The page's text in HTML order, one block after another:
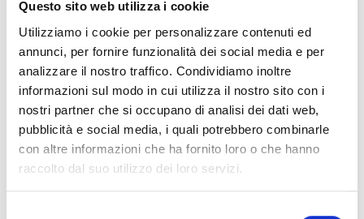
Questo sito web utilizza i cookie
Utilizziamo i cookie per personalizzare contenuti ed
annunci, per fornire funzionalità dei social media e per
analizzare il nostro traffico. Condividiamo inoltre
informazioni sul modo in cui utilizza il nostro sito con i
nostri partner che si occupano di analisi dei dati web,
pubblicità e social media, i quali potrebbero combinarle
con altre informazioni che ha fornito loro o che hanno
raccolto dal suo utilizzo dei loro servizi.
designate dagli Stati membriconformemente
all’articolo 36 del Regolamento (CE) n. 178/2002 e al
Regolamento (CE) n. 2230/2004 della Commissione.
Questo elenco è aggiornato regolarmente dal
Consiglio di amministrazione dell’EFSA ed è
consultabile tramite il seguente
.
Le proposte possono essere presentate da un’unica
organizzazione ammissibile oppure da un consorzio di
organizzazioni ammissibili.